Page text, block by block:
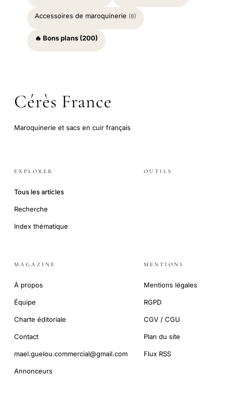
Accessoires de maroquinerie (8)
🔥 Bons plans (200)
Cérès France
Maroquinerie et sacs en cuir français
EXPLORER
Tous les articles
Recherche
Index thématique
OUTILS
MAGAZINE
À propos
Équipe
Charte éditoriale
Contact
mael.guelou.commercial@gmail.com
Annonceurs
MENTIONS
Mentions légales
RGPD
CGV / CGU
Plan du site
Flux RSS